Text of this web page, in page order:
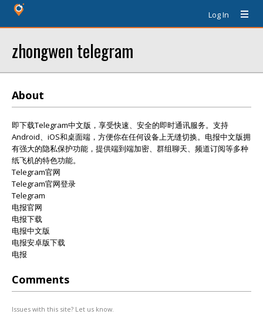
Log In
zhongwen telegram
About
即下载Telegram中文版，享受快速、安全的即时通讯服务。支持
Android、iOS和桌面端，方便你在任何设备上无缝切换。电报中文版拥
有强大的隐私保护功能，提供端到端加密、群组聊天、频道订阅等多种
纸飞机的特色功能。
Telegram官网
Telegram官网登录
Telegram
电报官网
电报下载
电报中文版
电报安卓版下载
电报
Comments
Issues with this site? Let us know.